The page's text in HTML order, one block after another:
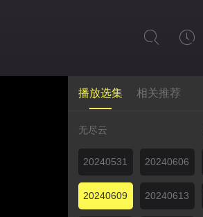
播放选集 相关推荐
无尽云
20240531 20240606
20240609 20240613